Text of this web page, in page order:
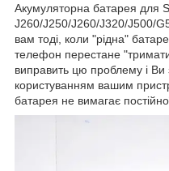
Акумуляторна батарея для
J260/J250/J260/J320/J500/
вам тоді, коли "рідна"
телефон перестане
виправить цю проблему і
користуванням вашим
батарея не вимагає